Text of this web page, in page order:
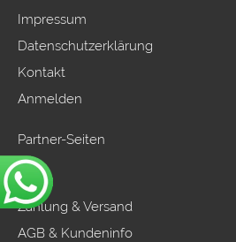
Impressum
Datenschutzerklärung
Kontakt
Anmelden
Partner-Seiten
hallo
Zahlung & Versand
AGB & Kundeninfo